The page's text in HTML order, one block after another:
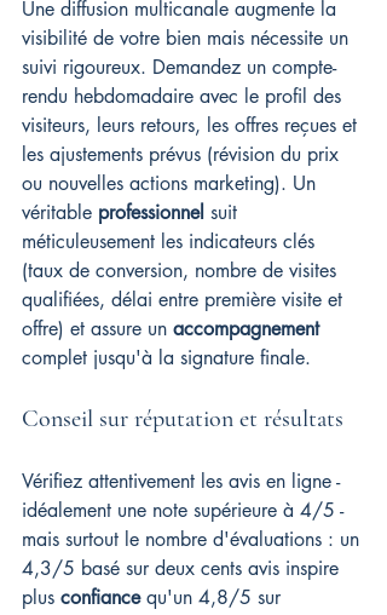
Une diffusion multicanale augmente la
visibilité de votre bien mais nécessite un
suivi rigoureux. Demandez un compte-
rendu hebdomadaire avec le profil des
visiteurs, leurs retours, les offres reçues et
les ajustements prévus (révision du prix
ou nouvelles actions marketing). Un
véritable professionnel suit
méticuleusement les indicateurs clés
(taux de conversion, nombre de visites
qualifiées, délai entre première visite et
offre) et assure un accompagnement
complet jusqu'à la signature finale.
Conseil sur réputation et résultats
Vérifiez attentivement les avis en ligne -
idéalement une note supérieure à 4/5 -
mais surtout le nombre d'évaluations : un
4,3/5 basé sur deux cents avis inspire
plus confiance qu'un 4,8/5 sur